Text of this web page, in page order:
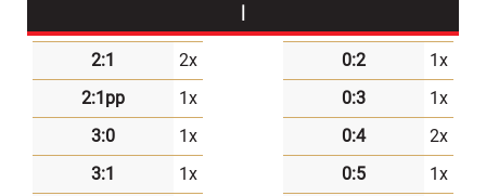
|
2:1
2x
2:1pp
1x
3:0
1x
3:1
1x
0:2
1x
0:3
1x
0:4
2x
0:5
1x